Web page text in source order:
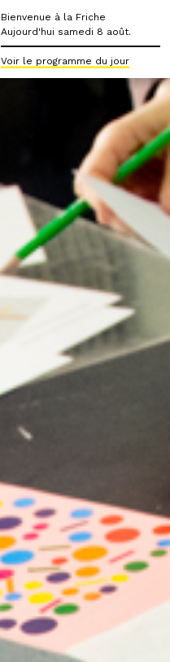
Bienvenue à la Friche
Aujourd'hui samedi 8 août.
Voir le programme du jour